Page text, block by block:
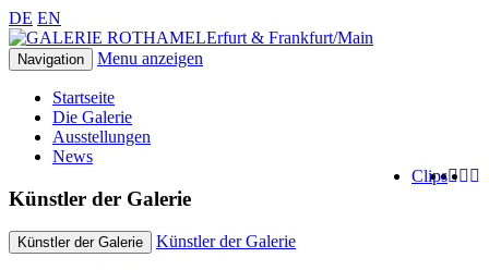
DE EN
Erfurt & Frankfurt/Main
Navigation Menu anzeigen
Startseite
Die Galerie
Ausstellungen
News
Clips
Künstler der Galerie
Künstler der Galerie Künstler der Galerie